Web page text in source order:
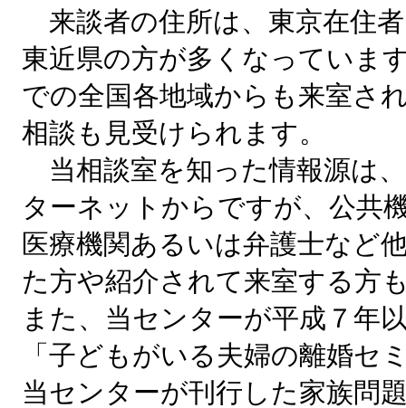
来談者の住所は、東京在住
東近県の方が多くなっていま
での全国各地域からも来室さ
相談も見受けられます。
当相談室を知った情報源は
ターネットからですが、公共
医療機関あるいは弁護士など
た方や紹介されて来室する方
また、当センターが平成７年
「子どもがいる夫婦の離婚セ
当センターが刊行した家族問